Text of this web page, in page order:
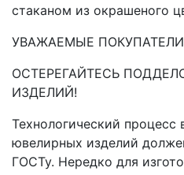
стаканом из окрашеного
УВАЖАЕМЫЕ
ОСТЕРЕГАЙТЕСЬ
ИЗДЕЛИЙ!
Технологический процесс
ювелирных изделий
ГОСТу. Нередко для